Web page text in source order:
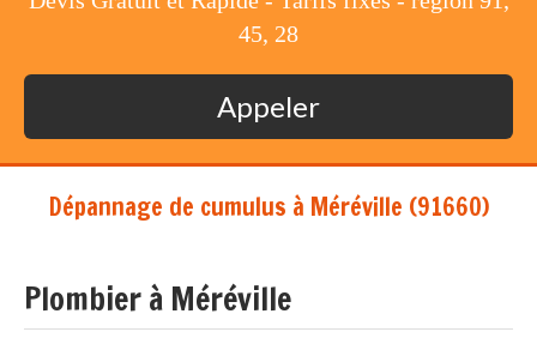
45, 28
Appeler
Dépannage de cumulus à Méréville (91660)
Plombier à Méréville